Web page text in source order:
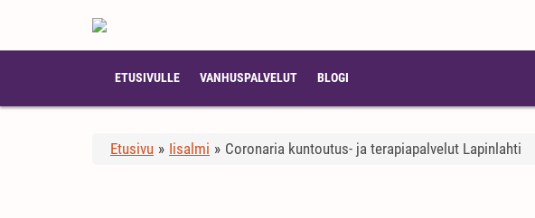
ETUSIVULLE VANHUSPALVELUT BLOGI
Etusivu » Iisalmi » Coronaria kuntoutus- ja terapiapalvelut Lapinlahti